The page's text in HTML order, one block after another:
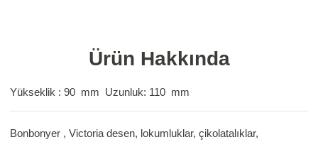
Ürün Hakkında
Yükseklik : 90 mm Uzunluk: 110 mm
Bonbonyer , Victoria desen, lokumluklar, çikolatalıklar,